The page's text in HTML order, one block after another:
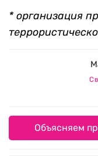
* организация
Объясняем